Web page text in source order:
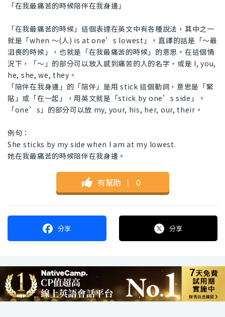
「在我最痛苦的時候陪伴在我身邊」
「在我最痛苦的時候」這個表達在英文中有各種說法，其中之一
就是「when 〜(人) is at one’s lowest」。直譯的話是「〜最
沮喪的時候」，也就是「在我最痛苦的時候」的意思。在這個情
況下，「〜」的部分可以放入感到痛苦的人的名字，或是 I, you,
he, she, we, they。
「陪伴在我身邊」的「陪伴」是用 stick 這個動詞，意思是「緊
貼」或「在一起」，用英文就是「stick by one’s side」。
「one’s」的部分可以放 my, your, his, her, our, their。
例句：
She sticks by my side when I am at my lowest.
她在我最痛苦的時候陪伴在我身邊。
有幫助 ｜ 0
分享 分享